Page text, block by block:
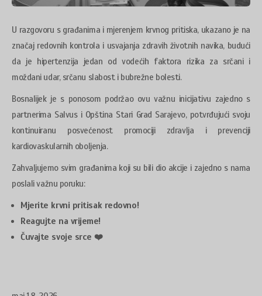
U razgovoru s građanima i mjerenjem krvnog pritiska, ukazano je na
značaj redovnih kontrola i usvajanja zdravih životnih navika, budući
da je hipertenzija jedan od vodećih faktora rizika za srčani i
moždani udar, srčanu slabost i bubrežne bolesti.
Bosnalijek je s ponosom podržao ovu važnu inicijativu zajedno s
partnerima Salvus i Opština Stari Grad Sarajevo, potvrđujući svoju
kontinuiranu posvećenost promociji zdravlja i prevenciji
kardiovaskularnih oboljenja.
Zahvaljujemo svim građanima koji su bili dio akcije i zajedno s nama
poslali važnu poruku:
Mjerite krvni pritisak redovno!
Reagujte na vrijeme!
Čuvajte svoje srce ❤